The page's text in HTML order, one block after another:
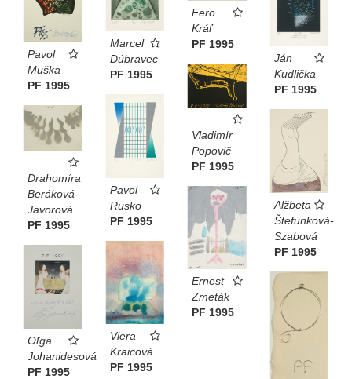
Pavol
Muška
PF 1995
Marcel
Dúbravec
PF 1995
Fero
Kráľ
PF 1995
Ján
Kudlička
PF 1995
Vladimír
Popovič
PF 1995
Pavol
Rusko
PF 1995
Drahomíra
Beráková-
Javorová
PF 1995
Alžbeta
Štefunková-
Szabová
PF 1995
Ernest
Zmeták
PF 1995
Viera
Kraicová
PF 1995
Oľga
Johanidesová
PF 1995